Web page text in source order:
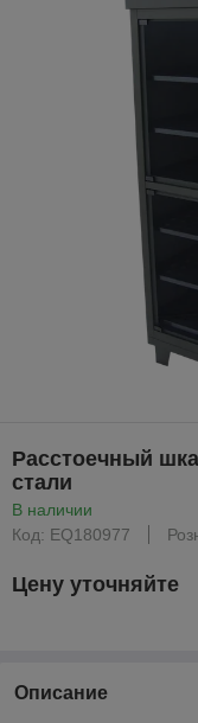
Расстоечный
стали
В наличии
Код: EQ180977
Цену уточняйте
Описание